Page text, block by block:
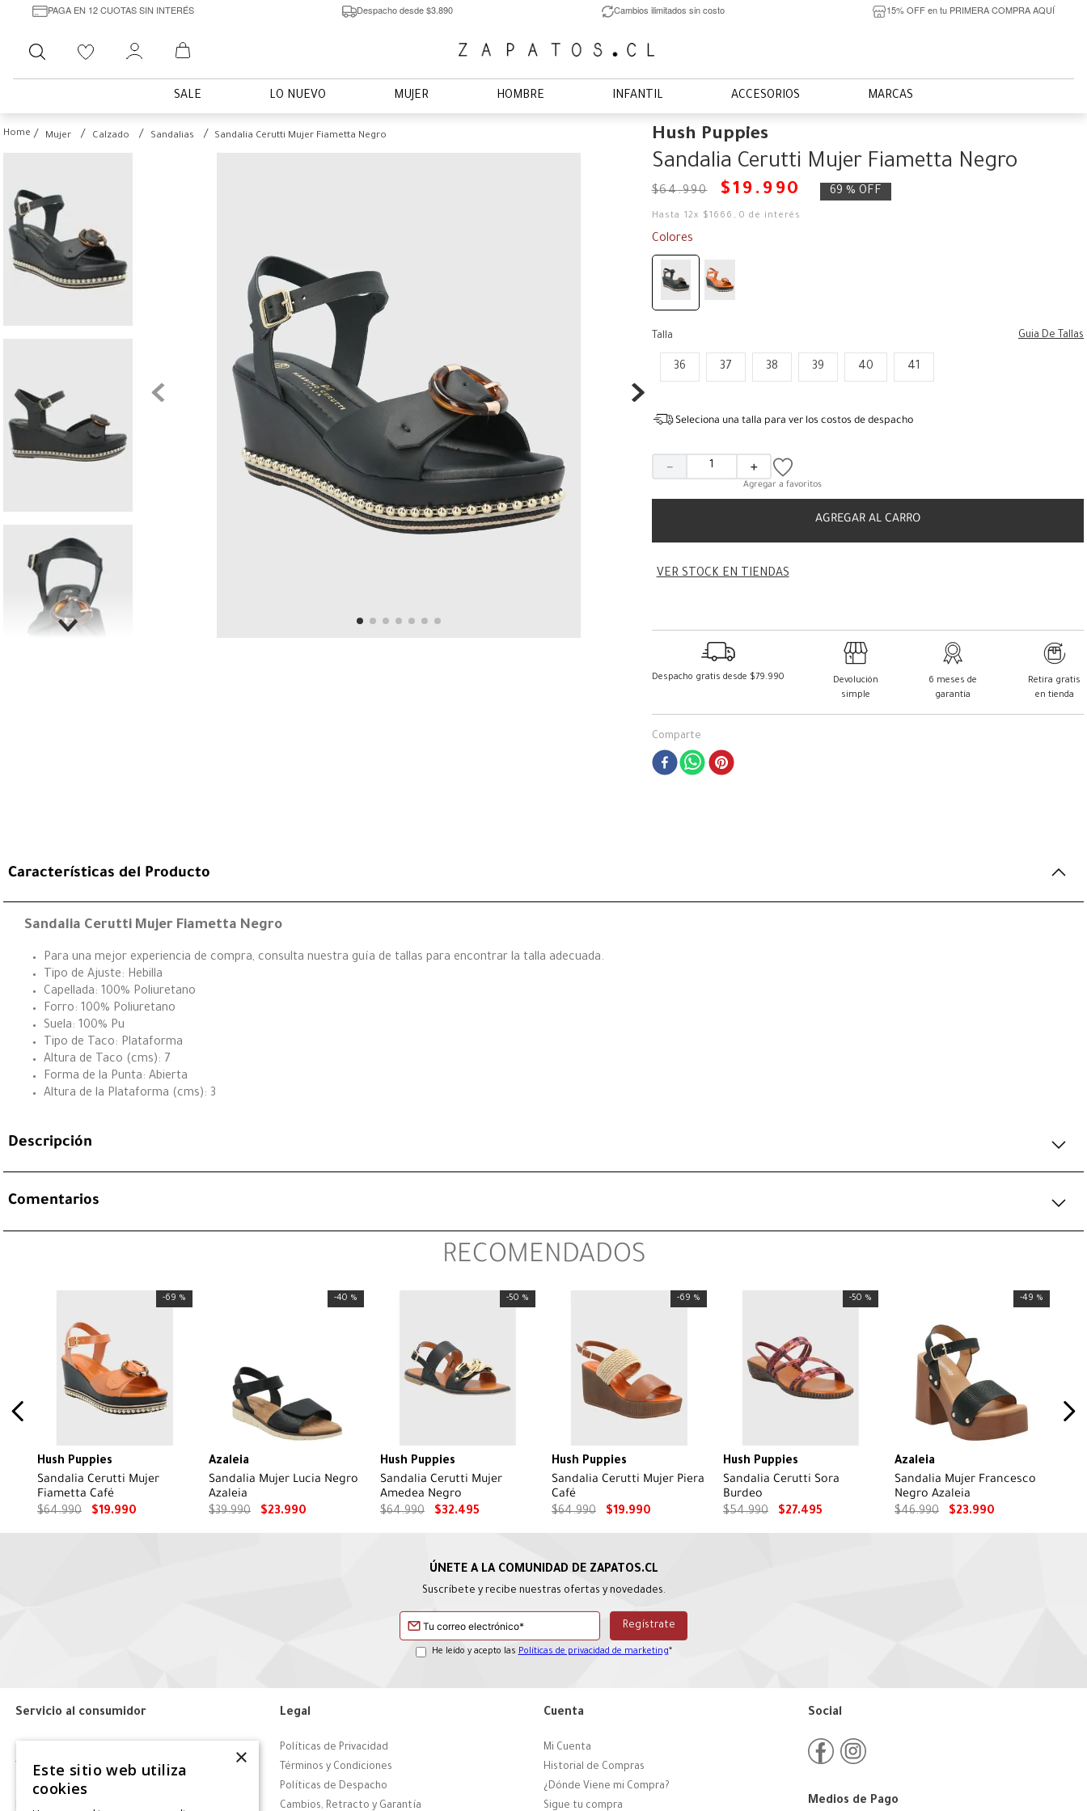
PAGA EN 12 CUOTAS SIN INTERÉS Despacho desde $3.890 Cambios ilimitados sin costo 15% OFF en tu PRIMERA COMPRA AQUÍ
Buscar
SALE LO NUEVO MUJER HOMBRE INFANTIL ACCESORIOS MARCAS
Mujer Calzado Sandalias Sandalia Cerutti Mujer Fiametta Negro Hush Puppies
Sandalia Cerutti Mujer Fiametta Negro
$64.990 $19 . 990 69 % OFF
Hasta 12x $1666 ,0 de interés
Colores
Talla Guia De Tallas
36 37 38 39 40 41
Seleciona una talla para ver los costos de despacho
＋
－
AGREGAR AL CARRO
VER STOCK EN TIENDAS
Despacho gratis desde $79.990
Devolución
simple
6 meses de
garantía
Retira gratis
en tienda
Comparte
Características del Producto
Sandalia Cerutti Mujer Fiametta Negro
Para una mejor experiencia de compra, consulta nuestra guía de tallas para encontrar la talla adecuada.
Tipo de Ajuste: Hebilla
Capellada: 100% Poliuretano
Forro: 100% Poliuretano
Suela: 100% Pu
Tipo de Taco: Plataforma
Altura de Taco (cms): 7
Forma de la Punta: Abierta
Altura de la Plataforma (cms): 3
Descripción
Comentarios
RECOMENDADOS
-69 %
Hush Puppies
Sandalia Cerutti Mujer
Fiametta Café
$64.990 $19.990
-40 %
Azaleia
Sandalia Mujer Lucia Negro
Azaleia
$39.990 $23.990
-50 %
Hush Puppies
Sandalia Cerutti Mujer
Amedea Negro
$64.990 $32.495
-69 %
Hush Puppies
Sandalia Cerutti Mujer Piera
Café
$64.990 $19.990
-50 %
Hush Puppies
Sandalia Cerutti Sora
Burdeo
$54.990 $27.495
-49 %
Azaleia
Sandalia Mujer Francesco
Negro Azaleia
$46.990 $23.990
Suscríbete y recibe nuestras ofertas y novedades.
He leído y acepto las Políticas de privacidad de marketing*
Servicio al consumidor
Tiendas
Contáctanos
Legal
Políticas de Privacidad
Términos y Condiciones
Políticas de Despacho
Cambios, Retracto y Garantía
Cuenta
Mi Cuenta
Historial de Compras
¿Dónde Viene mi Compra?
Sigue tu compra
Social
Medios de Pago
×
Este sitio web utiliza
cookies